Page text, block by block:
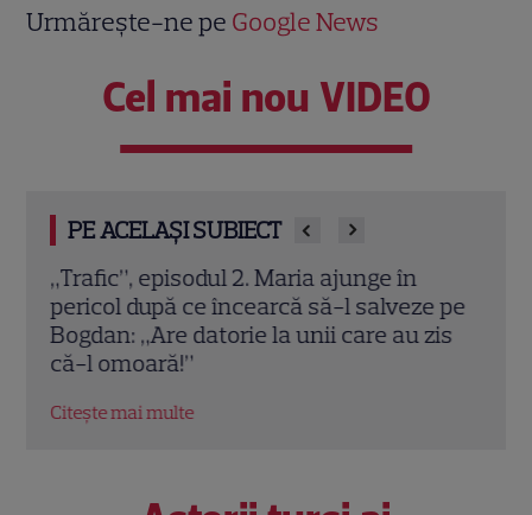
Urmărește-ne pe Google News
Cel mai nou VIDEO
PE ACELAȘI SUBIECT
„Trafic”, episodul 2. Maria ajunge în
pericol după ce încearcă să-l salveze pe
Bogdan: „Are datorie la unii care au zis
că-l omoară!”
Citește mai multe